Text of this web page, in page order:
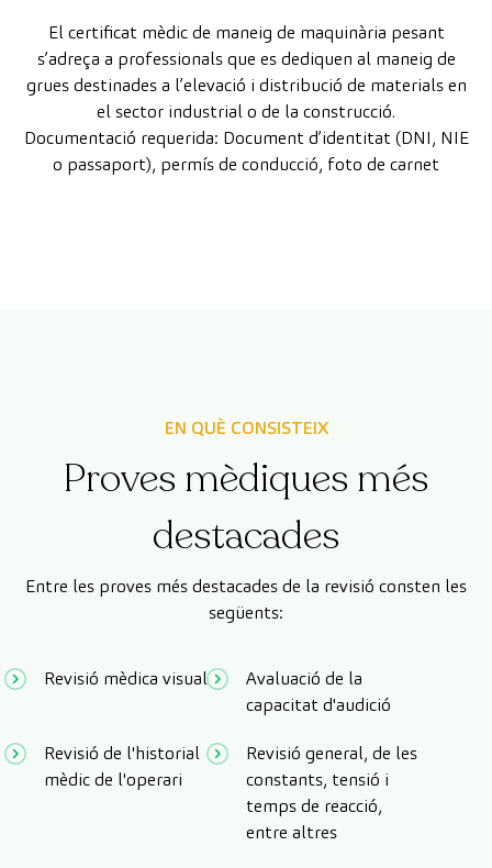
El certificat mèdic de maneig de maquinària pesant
s’adreça a professionals que es dediquen al maneig de
grues destinades a l’elevació i distribució de materials en
el sector industrial o de la construcció.
Documentació requerida: Document d’identitat (DNI, NIE
o passaport), permís de conducció, foto de carnet
EN QUÈ CONSISTEIX
Proves mèdiques més
destacades
Entre les proves més destacades de la revisió consten les
següents:
Revisió mèdica visual
Avaluació de la
capacitat d'audició
Revisió de l'historial
mèdic de l'operari
Revisió general, de les
constants, tensió i
temps de reacció,
entre altres